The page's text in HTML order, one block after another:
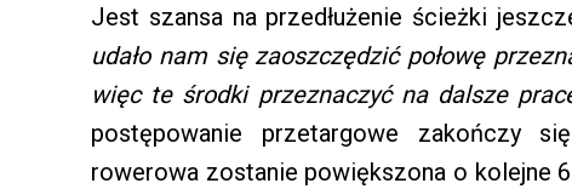
Jest szansa na przedłużenie ścieżki
udało nam się zaoszczędzić połowę
więc te środki przeznaczyć na dalsze
postępowanie przetargowe zakończy
rowerowa zostanie powiększona o kolejne